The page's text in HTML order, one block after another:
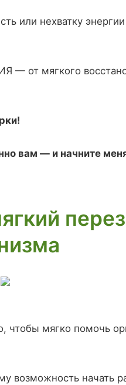
или нехватку
— от мягкого
вам — и начните
чтобы мягко помочь
возможность начать